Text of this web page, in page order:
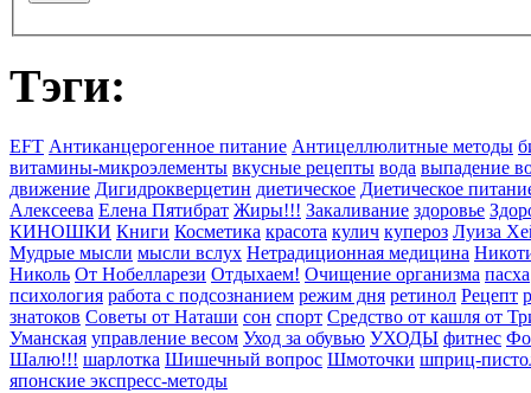
Тэги:
EFT Антиканцерогенное питание Антицеллюлитные методы
витамины-микроэлементы вкусные рецепты вода выпадение
движение Дигидрокверцетин диетическое Диетическое
Алексеева Елена Пятибрат Жиры!!! Закаливание здоровье
КИНОШКИ Книги Косметика красота кулич купероз Луиза
Мудрые мысли мысли вслух Нетрадиционная медицина
Николь От Нобелларези Отдыхаем! Очищение организма пасха
психология работа с подсознанием режим дня ретинол Рецепт
знатоков Советы от Наташи сон спорт Средство от кашля от
Уманская управление весом Уход за обувью УХОДЫ фитнес
Шалю!!! шарлотка Шишечный вопрос Шмоточки шприц-
японские экспресс-методы